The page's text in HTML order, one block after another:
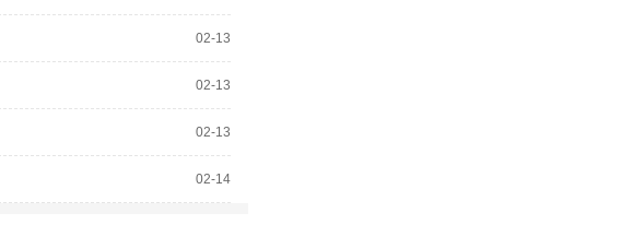
02-13
02-13
02-13
02-14